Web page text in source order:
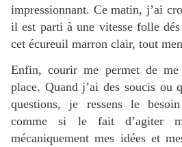
impressionnant. Ce matin, j’ai
il est parti à une vitesse folle
cet écureuil marron clair, tout
Enfin, courir me permet de me
place. Quand j’ai des soucis ou
questions, je ressens le
comme si le fait d’agiter
mécaniquement mes idées et